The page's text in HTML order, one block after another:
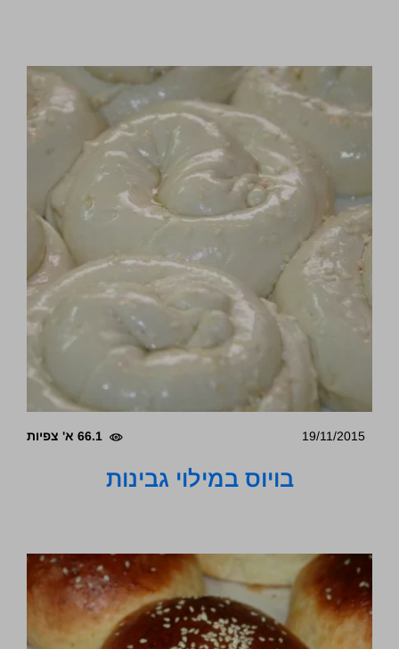
19/11/2015 66.1 א' צפיות
בויוס במילוי גבינות